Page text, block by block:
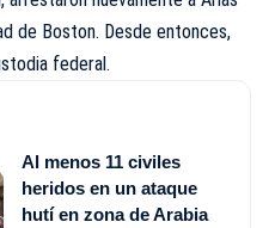
de Boston. Desde entonces,
federal.
Al menos 11 civiles
heridos en un ataque
hutí en zona de Arabia